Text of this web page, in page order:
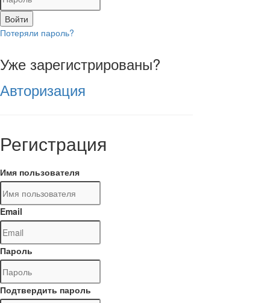
Войти
Потеряли пароль?
Уже зарегистрированы?
Авторизация
Регистрация
Имя пользователя
Email
Пароль
Подтвердить пароль